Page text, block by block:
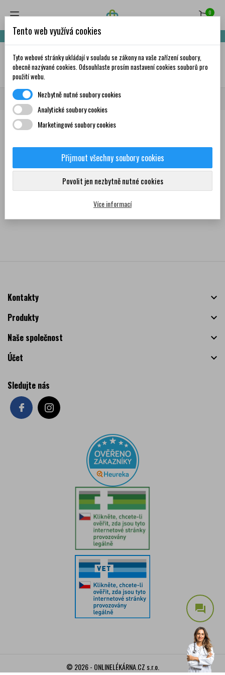
0
Nakupte za 999,- Kč a získáte dopravu zdarma!
✦AI
Domů Značky Tree 3
Seznam produktů podle značky
Žádný produkt nebyl bohužel nalezen
Kontakty

Produkty

Naše společnost

Účet

Sledujte nás
question_answer
© 2026 - ONLINELÉKÁRNA.CZ s.r.o.
Tento web využívá cookies
Tyto webové stránky ukládají v souladu se zákony na vaše zařízení soubory,
obecně nazývané cookies. Odsouhlaste prosím nastavení cookies souborů pro
použití webu.
Nezbytně nutné soubory cookies
Analytické soubory cookies
Marketingové soubory cookies
Přijmout všechny soubory cookies
Povolit jen nezbytně nutné cookies
Více informací